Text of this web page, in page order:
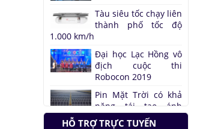
Đại học Lạc Hồng vô
Pin Mặt Trời có khả
năng tái tạo ánh
sáng
Đảo ngược quá trình
quang hợp để tạo
HỖ TRỢ TRỰC TUYẾN